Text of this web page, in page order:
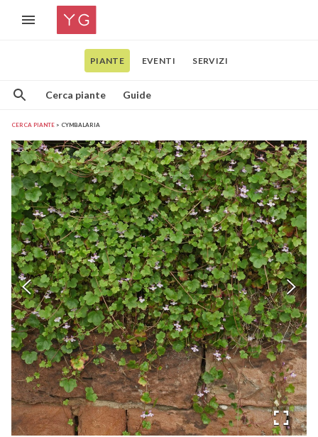
PIANTE EVENTI SERVIZI
Cerca piante Guide
CERCA PIANTE CYMBALARIA